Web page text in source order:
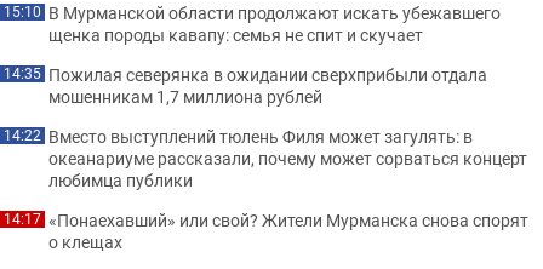
15:10 В Мурманской области продолжают искать убежавшего
щенка породы кавапу: семья не спит и скучает
14:35 Пожилая северянка в ожидании сверхприбыли отдала
мошенникам 1,7 миллиона рублей
14:22 Вместо выступлений тюлень Филя может загулять: в
океанариуме рассказали, почему может сорваться концерт
любимца публики
14:17 «Понаехавший» или свой? Жители Мурманска снова спорят
о клещах